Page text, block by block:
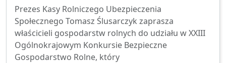
Prezes Kasy Rolniczego Ubezpieczenia
Społecznego Tomasz Ślusarczyk zaprasza
właścicieli gospodarstw rolnych do udziału w XXIII
Ogólnokrajowym Konkursie Bezpieczne
Gospodarstwo Rolne, który